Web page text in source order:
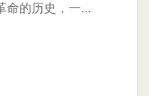
命的历史，一...